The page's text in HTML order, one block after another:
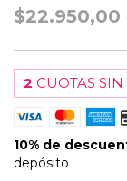
$22.950,00
2 CUOTAS
10% de
depósito